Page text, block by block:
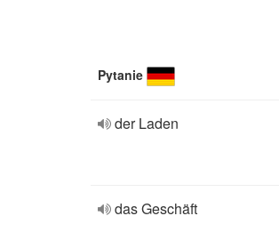
Pytanie
der Laden
das Geschäft